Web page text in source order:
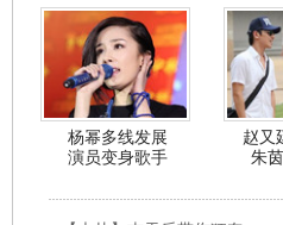
杨幂多线发展
演员变身歌手
赵又
朱